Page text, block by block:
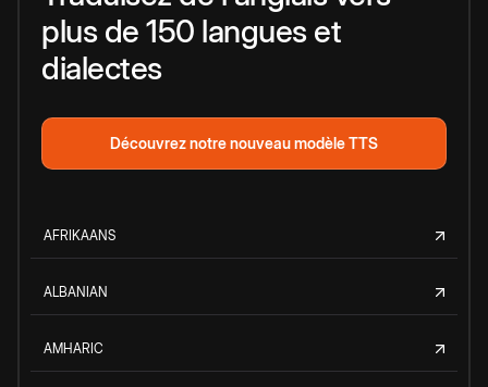
plus de 150 langues et
dialectes
Découvrez notre nouveau modèle TTS
AFRIKAANS
ALBANIAN
AMHARIC